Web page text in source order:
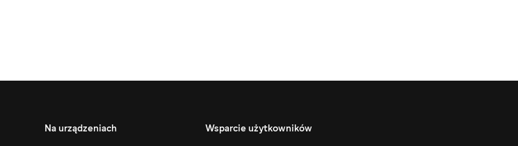
Na urządzeniach
Wsparcie użytkowników